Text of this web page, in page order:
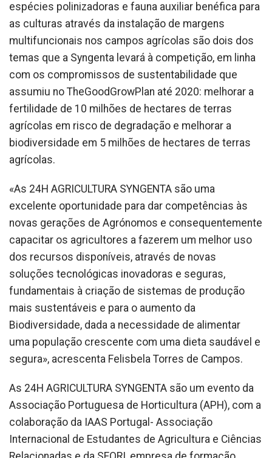
espécies polinizadoras e fauna auxiliar benéfica para
as culturas através da instalação de margens
multifuncionais nos campos agrícolas são dois dos
temas que a Syngenta levará à competição, em linha
com os compromissos de sustentabilidade que
assumiu no TheGoodGrowPlan até 2020: melhorar a
fertilidade de 10 milhões de hectares de terras
agrícolas em risco de degradação e melhorar a
biodiversidade em 5 milhões de hectares de terras
agrícolas.
«As 24H AGRICULTURA SYNGENTA são uma
excelente oportunidade para dar competências às
novas gerações de Agrónomos e consequentemente
capacitar os agricultores a fazerem um melhor uso
dos recursos disponíveis, através de novas
soluções tecnológicas inovadoras e seguras,
fundamentais à criação de sistemas de produção
mais sustentáveis e para o aumento da
Biodiversidade, dada a necessidade de alimentar
uma população crescente com uma dieta saudável e
segura», acrescenta Felisbela Torres de Campos.
As 24H AGRICULTURA SYNGENTA são um evento da
Associação Portuguesa de Horticultura (APH), com a
colaboração da IAAS Portugal- Associação
Internacional de Estudantes de Agricultura e Ciências